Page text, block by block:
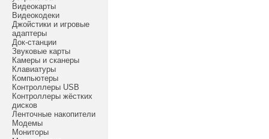
Видеокарты
Видеокодеки
Джойстики и игровые
адаптеры
Док-станции
Звуковые карты
Камеры и сканеры
Клавиатуры
Компьютеры
Контроллеры USB
Контроллеры жёстких
дисков
Ленточные накопители
Модемы
Мониторы